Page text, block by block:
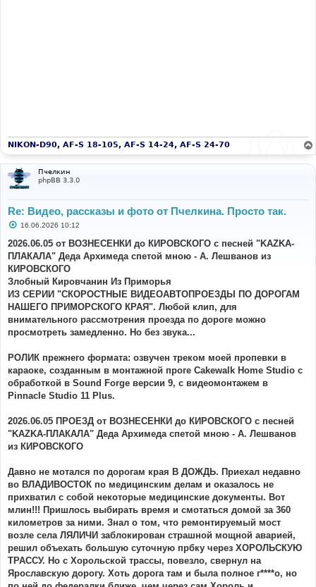
NIKON-D90, AF-S 18-105, AF-S 14-24, AF-S 24-70
Пчелкин
phpBB 3.3.0
Re: Видео, рассказы и фото от Пчелкина. Просто так.
С
о
б
щ
е
н
и
е
16.06.2026 10:12
2026.06.05 от ВОЗНЕСЕНКИ до КИРОВСКОГО с песней "KAZKA-
ПЛАКАЛА" Деда Архимеда спетой мною - А. Лешванов из
КИРОВСКОГО
Злобный Кировчанин Из Приморья
ИЗ СЕРИИ "СКОРОСТНЫЕ ВИДЕОАВТОПРОЕЗДЫ ПО ДОРОГАМ
НАШЕГО ПРИМОРСКОГО КРАЯ". Любой клип, для
внимательного рассмотрения проезда по дороге можно
просмотреть замедленно. Но без звука...
РОЛИК прежнего формата: озвучен треком моей пропевки в
караоке, созданным в монтажной проге Cakewalk Home Studio с
обработкой в Sound Forge версии 9, с видеомонтажем в
Pinnacle Studio 11 Plus.
2026.06.05 ПРОЕЗД от ВОЗНЕСЕНКИ до КИРОВСКОГО с песней
"KAZKA-ПЛАКАЛА" Деда Архимеда спетой мною - А. Лешванов
из КИРОВСКОГО
Давно не мотался по дорогам края В ДОЖДЬ. Приехал недавно
во ВЛАДИВОСТОК по медицинским делам и оказалось не
прихватил с собой некоторые медицинские документы. Вот
млин!!! Пришлось выбирать время и смотаться домой за 360
километров за ними. Знал о том, что ремонтируемый мост
возле села ЛЯЛИЧИ заблокирован страшной мощной аварией,
решил объехать большую суточную прбку через ХОРОЛЬСКУЮ
ТРАССУ. Но с Хорольской трассы, повезло, свернул на
Ярославскую дорогу. Хоть дорога там и была полное г****о, но